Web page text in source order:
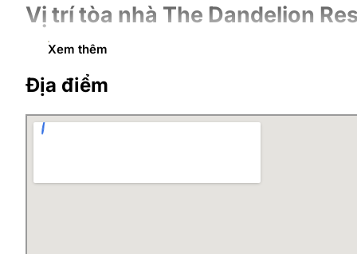
Vị trí tòa nhà The Dandelion
Tòa nhà The Dandelion Residence tọa lạc ngay
view thoáng đãng, đắt giá, đồng thời vừa sở hữu
Đây được xem là vị trí chiến lược tại cửa ngõ phía
dàng di chuyển đến các khu vực khác qua đường
Cách bệnh viện Bạch Mai 6km
Xem thêm
Địa điểm